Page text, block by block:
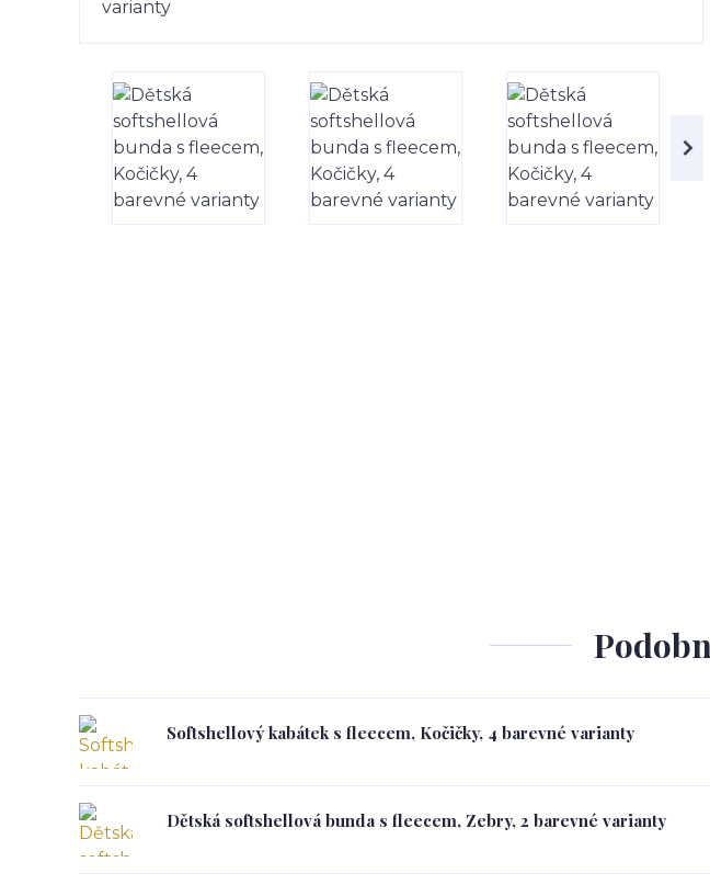
Softshellový kabátek s fleecem, Kočičky, 4 barevné varianty
Dětská softshellová bunda s fleecem, Zebry, 2 barevné varianty